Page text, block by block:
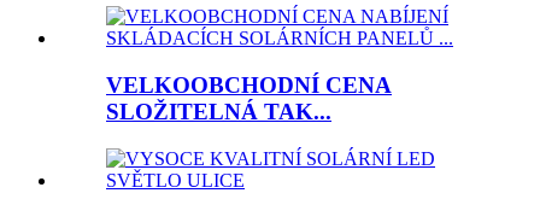
VELKOOBCHODNÍ CENA
SLOŽITELNÁ TAK...